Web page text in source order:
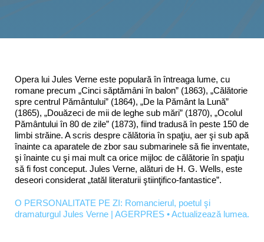
Opera lui Jules Verne este populară în întreaga lume, cu
romane precum „Cinci săptămâni în balon” (1863), „Călătorie
spre centrul Pământului” (1864), „De la Pământ la Lună”
(1865), „Douăzeci de mii de leghe sub mări” (1870), „Ocolul
Pământului în 80 de zile” (1873), fiind tradusă în peste 150 de
limbi străine. A scris despre călătoria în spaţiu, aer şi sub apă
înainte ca aparatele de zbor sau submarinele să fie inventate,
şi înainte cu şi mai mult ca orice mijloc de călătorie în spaţiu
să fi fost conceput. Jules Verne, alături de H. G. Wells, este
deseori considerat „tatăl literaturii ştiinţifico-fantastice”.
O PERSONALITATE PE ZI: Romancierul, poetul şi
dramaturgul Jules Verne | AGERPRES • Actualizează lumea.